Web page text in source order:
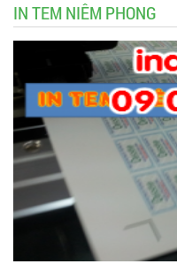
IN TEM NIÊM PHONG